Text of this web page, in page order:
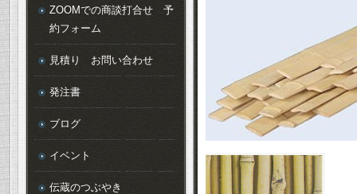
ZOOMでの商談打合せ 予
約フォーム
見積り お問い合わせ
発注書
ブログ
イベント
伝蔵のつぶやき